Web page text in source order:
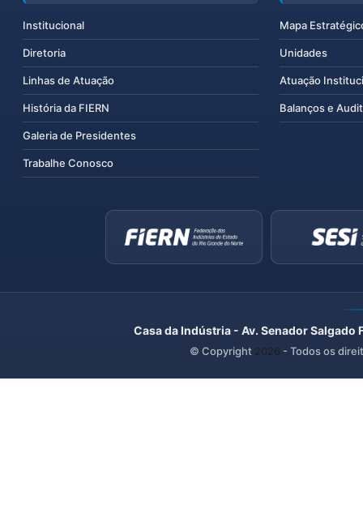
Institucional
Diretoria
Linhas de Atuação
História da FIERN
Galeria de Presidentes
Trabalhe Conosco
Mapa
Unidades
Atuação
Balanços e
Casa da Indústria - Av. Senador
© Copyright 2026 - Todos os